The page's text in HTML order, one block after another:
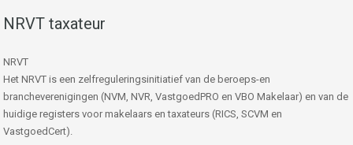
NRVT taxateur
NRVT
Het NRVT is een zelfreguleringsinitiatief van de beroeps-en
brancheverenigingen (NVM, NVR, VastgoedPRO en VBO Makelaar) en van de
huidige registers voor makelaars en taxateurs (RICS, SCVM en
VastgoedCert).